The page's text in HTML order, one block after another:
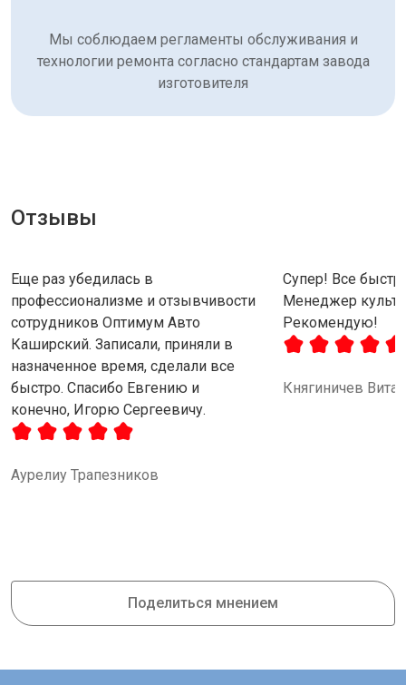
Отзывы
Еще раз убедилась в
профессионализме и отзывчивости
сотрудников Оптимум Авто
Каширский. Записали, приняли в
назначенное время, сделали все
быстро. Спасибо Евгению и
конечно, Игорю Сергеевичу.
Аурелиу Трапезников
Супер! Все
Менеджер
Рекомендую!
Княгиничев
Поделиться мнением
Мы соблюдаем регламенты обслуживания и
технологии ремонта согласно стандартам завода
изготовителя